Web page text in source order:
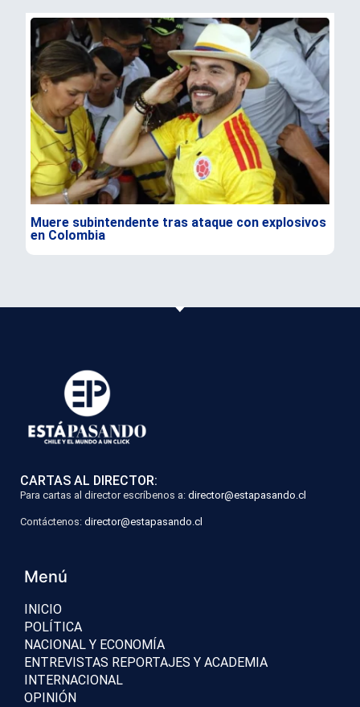
Muere subintendente tras ataque con explosivos
en Colombia
CARTAS AL DIRECTOR:
Para cartas al director escríbenos a: director@estapasando.cl
Contáctenos: director@estapasando.cl
Menú
INICIO
POLÍTICA
NACIONAL Y ECONOMÍA
ENTREVISTAS REPORTAJES Y ACADEMIA
INTERNACIONAL
OPINIÓN